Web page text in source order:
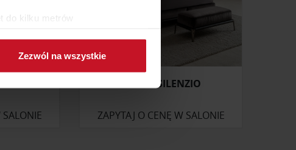
do kilku metrów
preferencje w
społecznościowym,
Zezwól na wszystkie
SALONIE
ŁÓŻKO SILENZIO
ZAPYTAJ O CENĘ W SALONIE